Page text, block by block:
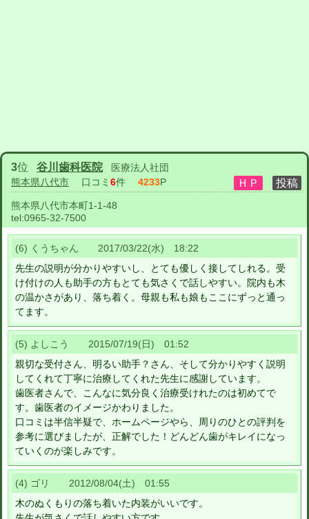
3位 谷川歯科医院
医療法人社団
熊本県八代市 口コミ 6件 4233P
熊本県八代市本町1-1-48
tel:0965-32-7500
(6) くうちゃん 2017/03/22(水) 18:22
先生の説明が分かりやすいし、とても優しく接してしれる。受
け付けの人も助手の方もとても気さくで話しやすい。院内も木
の温かさがあり、落ち着く。母親も私も娘もここにずっと通っ
てます。
(5) よしこう 2015/07/19(日) 01:52
親切な受付さん、明るい助手？さん、そして分かりやすく説明
してくれて丁寧に治療してくれた先生に感謝しています。
歯医者さんで、こんなに気分良く治療受けれたのは初めてで
す。歯医者のイメージかわりました。
口コミは半信半疑で、ホームページやら、周りのひとの評判を
参考に選びましたが、正解でした！どんどん歯がキレイになっ
ていくのが楽しみです。
(4) ゴリ 2012/08/04(土) 01:55
木のぬくもりの落ち着いた内装がいいです。